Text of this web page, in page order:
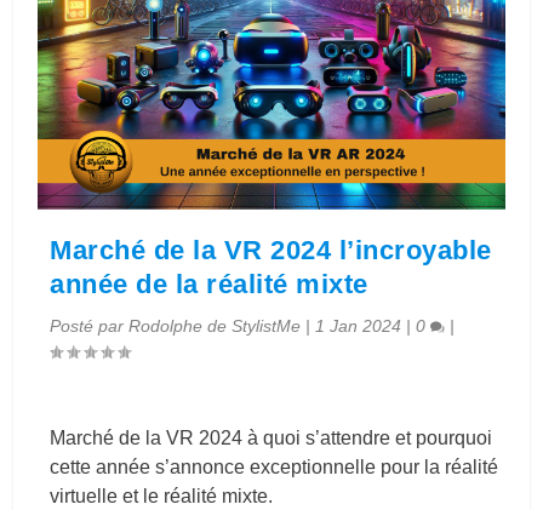
Marché de la VR 2024 l’incroyable
année de la réalité mixte
Posté parRodolphe de StylistMe | 1 Jan 2024 |0 |
Marché de la VR 2024 à quoi s’attendre et pourquoi
cette année s’annonce exceptionnelle pour la réalité
virtuelle et le réalité mixte.